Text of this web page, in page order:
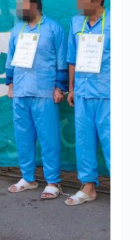
شصتمین
طرح
رعد
پلیس